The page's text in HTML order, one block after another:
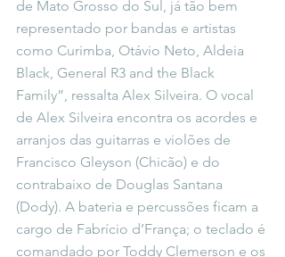
de Mato Grosso do Sul, já tão bem
representado por bandas e artistas
como Curimba, Otávio Neto, Aldeia
Black, General R3 and the Black
Family”, ressalta Alex Silveira. O vocal
de Alex Silveira encontra os acordes e
arranjos das guitarras e violões de
Francisco Gleyson (Chicão) e do
contrabaixo de Douglas Santana
(Dody). A bateria e percussões ficam a
cargo de Fabrício d’França; o teclado é
comandado por Toddy Clemerson e os